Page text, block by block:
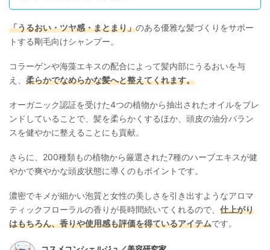
「うるおい・ツヤ感・まとまり」のある優雅な髪づくりをサポー
トする剛毛向けシャンプー。
コラーゲンや海藻エキスの配合によって髪内部にうるおいを与
え、 柔らかでなめらかな髪へと整えてくれます。
オーガニック認証を受けた4つの植物から抽出されたオイルをブレ
ンドしていることで、髪を柔らかくするほか、頭皮の油分バラン
スを健やかに整えることにも貢献。
さらに、200種類もの植物から厳選された7種のハーブエキスが健
やかで爽やかな頭皮状態に導くのもポイントです。
濃密でキメが細かい泡質と女性の美しさを引き出すようなアロマ
ティックフローラルの香りが長時間続いてくれるので、 仕上がり
はもちろん、香りや使用感も評価を得ているアイテムです。